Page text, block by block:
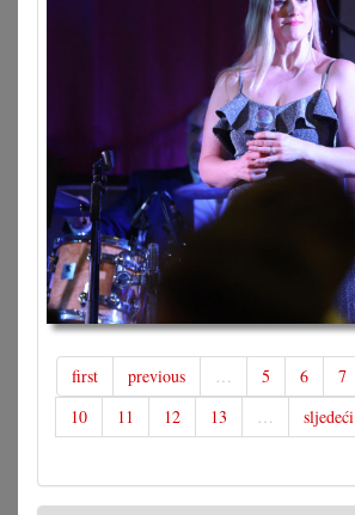
first previous … 5 6 7
10
11 12 13 … sljedeći